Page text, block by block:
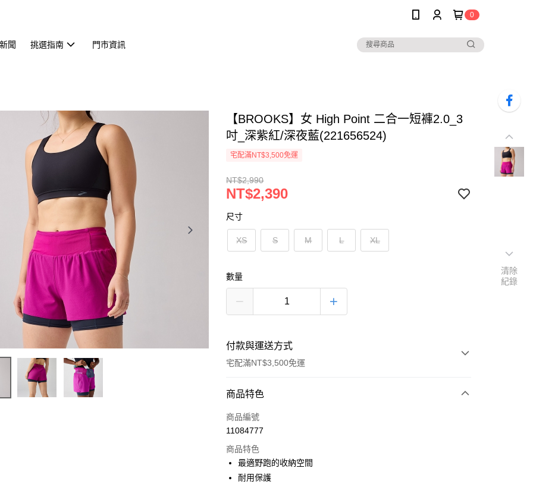
0
聞 挑選指南 門市資訊
【BROOKS】女 High Point 二合一短褲2.0_3
吋_深紫紅/深夜藍(221656524)
宅配滿NT$3,500免運
NT$2,990
NT$2,390
尺寸
XS S M L XL
數量
付款與運送方式
宅配滿NT$3,500免運
付款方式
信用卡一次付款
運送方式
商品特色
商品編號
11084777
商品特色
最適野跑的收納空間
耐用保護
清除
紀錄